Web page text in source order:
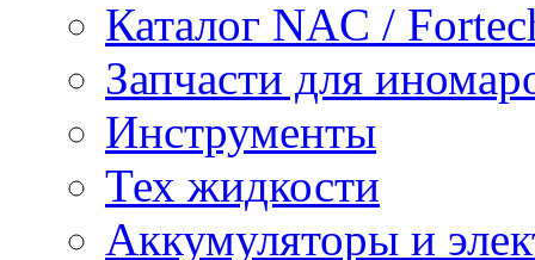
Каталог NAC /
Запчасти для
Инструменты
Тех жидкости
Аккумуляторы и